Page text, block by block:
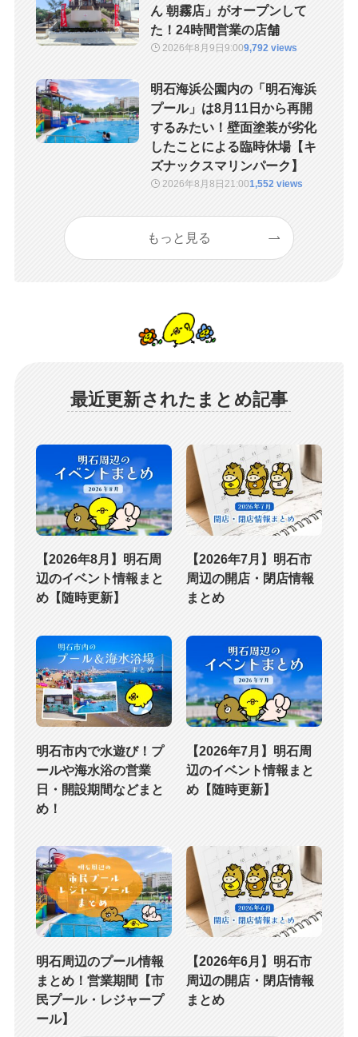
ん 朝霧店」がオープンして
た！24時間営業の店舗
2026年8月9日9:009,792 views
明石海浜公園内の「明石海浜
プール」は8月11日から再開
するみたい！壁面塗装が劣化
したことによる臨時休場【キ
ズナックスマリンパーク】
2026年8月8日21:001,552 views
もっと見る
最近更新されたまとめ記事
【2026年8月】明石周
辺のイベント情報まと
め【随時更新】
【2026年7月】明石市
周辺の開店・閉店情報
まとめ
明石市内で水遊び！プ
ールや海水浴の営業
日・開設期間などまと
め！
【2026年7月】明石周
辺のイベント情報まと
め【随時更新】
明石周辺のプール情報
まとめ！営業期間【市
民プール・レジャープ
ール】
【2026年6月】明石市
周辺の開店・閉店情報
まとめ